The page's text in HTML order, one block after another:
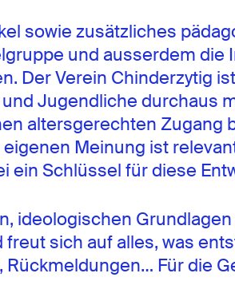
sowie zusätzliches
und ausserdem
Der Verein Chinderzytig
Jugendliche durchaus
altersgerechten Zugang
Meinung ist
ein Schlüssel für diese
ideologischen
sich auf alles, was
Für die